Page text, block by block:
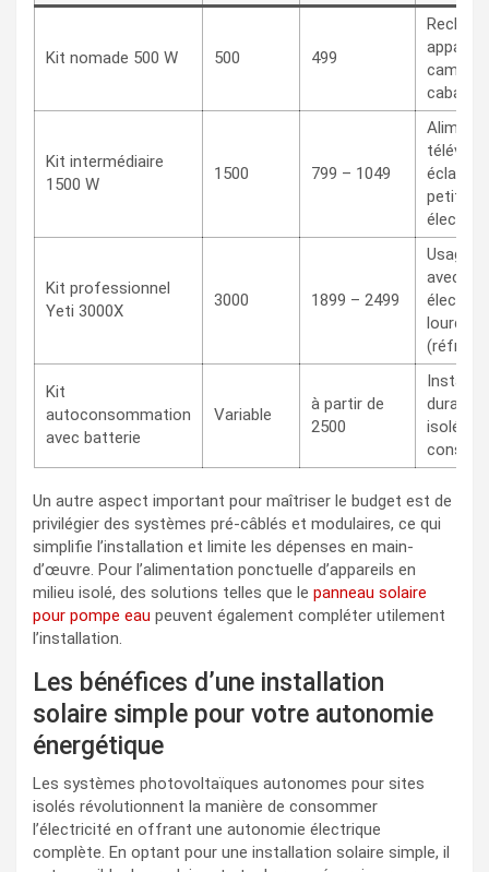
Kit nomade 500 W 500 499
cabane
Kit intermédiaire
1500 W
1500 799 – 1049
petits
Kit professionnel
Yeti 3000X
3000 1899 – 2499
Usage
avec
lourds
Kit
autoconsommation
avec batterie
Variable
à partir de
2500
durable
isolé
Un autre aspect important pour maîtriser le budget est de
privilégier des systèmes pré-câblés et modulaires, ce qui
simplifie l’installation et limite les dépenses en main-
d’œuvre. Pour l’alimentation ponctuelle d’appareils en
milieu isolé, des solutions telles que le panneau solaire
pour pompe eau peuvent également compléter utilement
l’installation.
Les bénéfices d’une installation
solaire simple pour votre autonomie
énergétique
Les systèmes photovoltaïques autonomes pour sites
isolés révolutionnent la manière de consommer
l’électricité en offrant une autonomie électrique
complète. En optant pour une installation solaire simple, il